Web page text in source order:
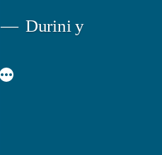
Durini y